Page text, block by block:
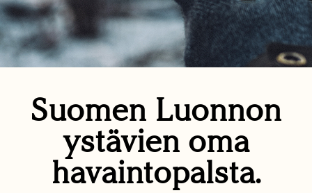
Suomen Luonnon
ystävien oma
havaintopalsta.